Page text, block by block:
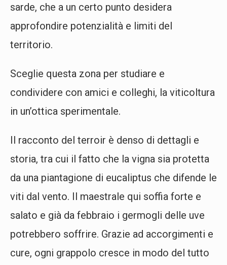
sarde, che a un certo punto desidera
approfondire potenzialità e limiti del
territorio.
Sceglie questa zona per studiare e
condividere con amici e colleghi, la viticoltura
in un’ottica sperimentale.
Il racconto del terroir è denso di dettagli e
storia, tra cui il fatto che la vigna sia protetta
da una piantagione di eucaliptus che difende le
viti dal vento. Il maestrale qui soffia forte e
salato e già da febbraio i germogli delle uve
potrebbero soffrire. Grazie ad accorgimenti e
cure, ogni grappolo cresce in modo del tutto